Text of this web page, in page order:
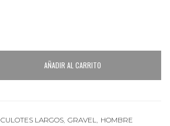
AÑADIR AL CARRITO
CULOTES LARGOS, GRAVEL, HOMBRE